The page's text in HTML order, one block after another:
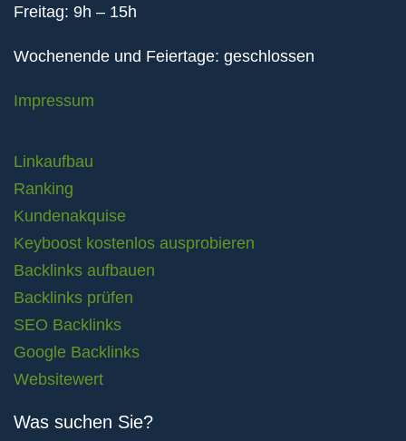
Freitag: 9h – 15h
Wochenende und Feiertage: geschlossen
Impressum
Linkaufbau
Ranking
Kundenakquise
Keyboost kostenlos ausprobieren
Backlinks aufbauen
Backlinks prüfen
SEO Backlinks
Google Backlinks
Websitewert
Was suchen Sie?